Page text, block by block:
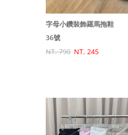
字母小鑽裝飾羅馬拖鞋
36號
NT. 790 NT. 245